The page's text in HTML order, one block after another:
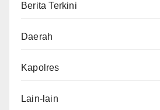
Berita Terkini
Daerah
Kapolres
Lain-lain